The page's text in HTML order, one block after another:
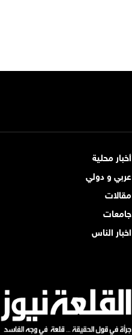
أخبار محلية
عربي و دولي
مقالات
جامعات
اخبار الناس